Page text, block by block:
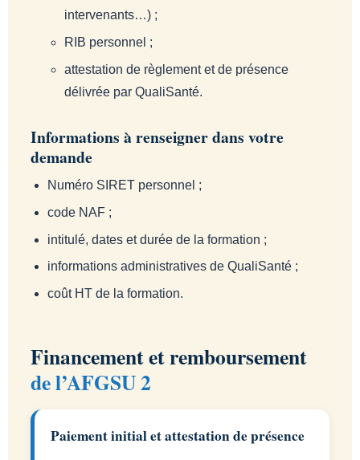
intervenants…) ;
RIB personnel ;
attestation de règlement et de présence
délivrée par QualiSanté.
Informations à renseigner dans votre
demande
Numéro SIRET personnel ;
code NAF ;
intitulé, dates et durée de la formation ;
informations administratives de QualiSanté ;
coût HT de la formation.
Financement et remboursement
de l’AFGSU 2
Paiement initial et attestation de présence